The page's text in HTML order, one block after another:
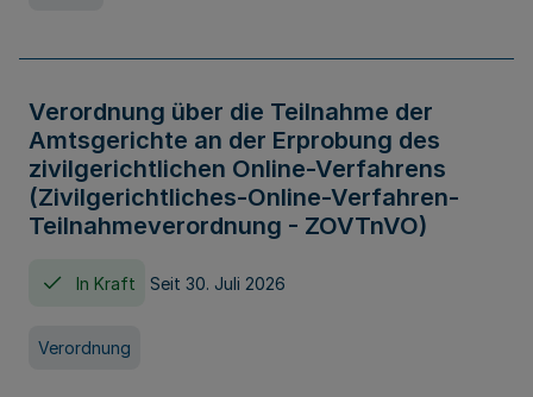
Verordnung über die Teilnahme der
Amtsgerichte an der Erprobung des
zivilgerichtlichen Online-Verfahrens
(Zivilgerichtliches-Online-Verfahren-
Teilnahmeverordnung - ZOVTnVO)
In Kraft Seit 30. Juli 2026
Verordnung